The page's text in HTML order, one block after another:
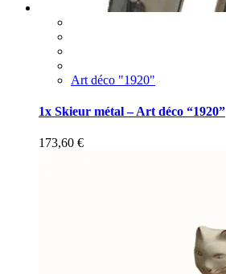
Art déco "1920"
1x Skieur métal – Art déco “1920”
173,60 €